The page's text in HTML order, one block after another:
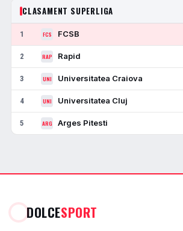
CLASAMENT SUPERLIGA
1 FCS FCSB
2 RAP Rapid
3 UNI Universitatea Craiova
4 UNI Universitatea Cluj
5 ARG Arges Pitesti
DOLCESPORT